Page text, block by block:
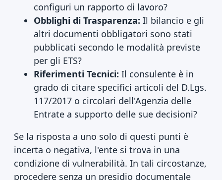
configuri un rapporto di lavoro?
Obblighi di Trasparenza: Il bilancio e gli
altri documenti obbligatori sono stati
pubblicati secondo le modalità previste
per gli ETS?
Riferimenti Tecnici: Il consulente è in
grado di citare specifici articoli del D.Lgs.
117/2017 o circolari dell'Agenzia delle
Entrate a supporto delle sue decisioni?
Se la risposta a uno solo di questi punti è
incerta o negativa, l'ente si trova in una
condizione di vulnerabilità. In tali circostanze,
procedere senza un presidio documentale